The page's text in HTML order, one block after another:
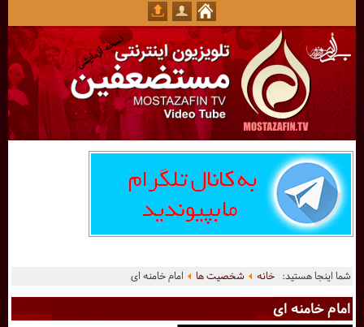
شما اینجا هستید:خانه شخصیت ها امام خامنه ای
امام خامنه ای